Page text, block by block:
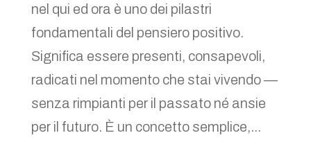
nel qui ed ora è uno dei pilastri
fondamentali del pensiero positivo.
Significa essere presenti, consapevoli,
radicati nel momento che stai vivendo —
senza rimpianti per il passato né ansie
per il futuro. È un concetto semplice,...